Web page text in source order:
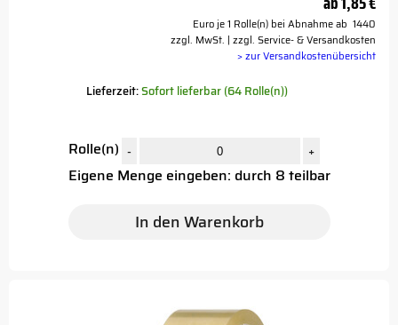
Euro je 1 Rolle(n) bei Abnahme ab 1440
zzgl. MwSt. | zzgl. Service- & Versandkosten
> zur Versandkostenübersicht
Lieferzeit:Sofort lieferbar (64 Rolle(n))
Rolle(n) - +
Eigene Menge eingeben: durch 8 teilbar
In den Warenkorb